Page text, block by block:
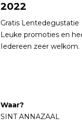
2022
Gratis Lentedegustatie
Leuke promoties en
Iedereen zeer welkom.
Waar?
SINT ANNAZAAL